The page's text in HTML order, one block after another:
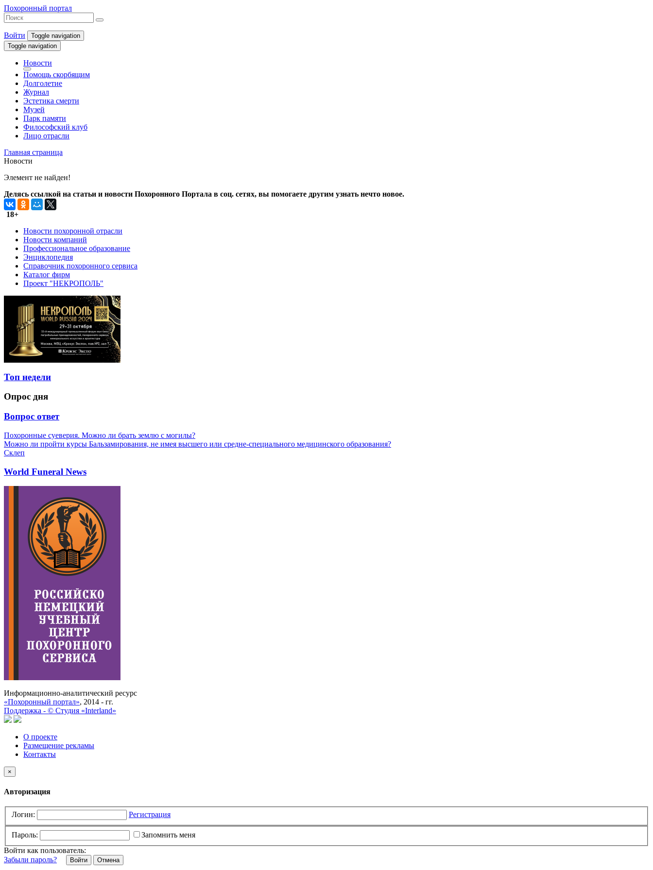
Похоронный портал
Войти
Toggle navigation
Toggle navigation
Новости
Помощь скорбящим
Долголетие
Журнал
Эстетика смерти
Музей
Парк памяти
Философский клуб
Лицо отрасли
Главная страница
Новости
Элемент не найден!
Делясь ссылкой на статьи и новости Похоронного Портала в соц. сетях, вы помогаете другим узнать нечто новое.
18+
Новости похоронной отрасли
Новости компаний
Профессиональное образование
Энциклопедия
Справочник похоронного сервиса
Каталог фирм
Проект "НЕКРОПОЛЬ"
Топ недели
Опрос дня
Вопрос ответ
Похоронные суеверия. Можно ли брать землю с могилы?
Можно ли пройти курсы Бальзамирования, не имея высшего или средне-специального медицинского образования?
Склеп
World Funeral News
Информационно-аналитический ресурс
«Похоронный портал», 2014 - гг.
Поддержка - © Cтудия «Interland»
О проекте
Размещение рекламы
Контакты
×
Авторизация
Логин: Регистрация
Пароль:
Запомнить меня
Войти как пользователь:
Забыли пароль?
Отмена